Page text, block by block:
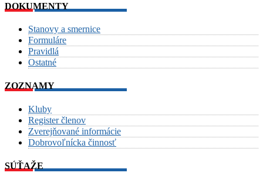
DOKUMENTY
Stanovy a smernice
Formuláre
Pravidlá
Ostatné
ZOZNAMY
Kluby
Register členov
Zverejňované informácie
Dobrovoľnícka činnosť
SÚŤAŽE